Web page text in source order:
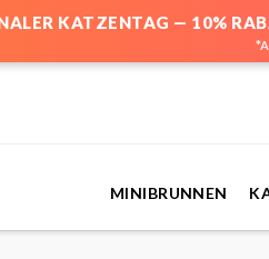
KATZENTAG — 10%
MINIBRUNNEN